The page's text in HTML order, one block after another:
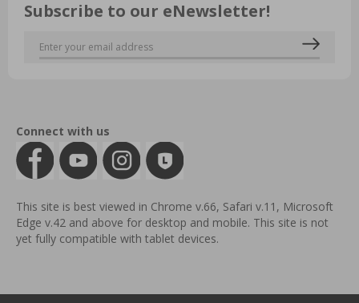
Subscribe to our eNewsletter!
Connect with us
This site is best viewed in Chrome v.66, Safari v.11, Microsoft
Edge v.42 and above for desktop and mobile. This site is not
yet fully compatible with tablet devices.